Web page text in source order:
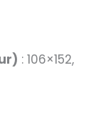
: 106×152,